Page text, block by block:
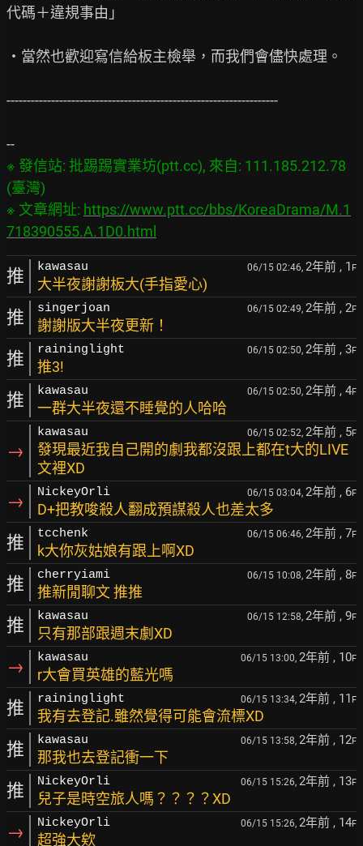
代碼＋違規事由」
・當然也歡迎寫信給板主檢舉，而我們會儘快處理。
-------------------------------------------------------------------
※ 發信站: 批踢踢實業坊(ptt.cc), 來自: 111.185.212.78
(臺灣)
※ 文章網址: https://www.ptt.cc/bbs/KoreaDrama/M.1
718390555.A.1D0.html
推 kawasau 06/15 02:46, 2年前 , 1 F
大半夜謝謝板大(手指愛心)
推 singerjoan 06/15 02:49, 2年前 , 2F
謝謝版大半夜更新！
推 raininglight 06/15 02:50, 2年前 , 3F
推3!
推 kawasau 06/15 02:50, 2年前 , 4F
一群大半夜還不睡覺的人哈哈
→
kawasau 06/15 02:52, 2年前 , 5F
發現最近我自己開的劇我都沒跟上都在t大的LIVE
文裡XD
→ NickeyOrli 06/15 03:04, 2年前 , 6F
D+把教唆殺人翻成預謀殺人也差太多
推 tcchenk 06/15 06:46, 2年前 , 7F
k大你灰姑娘有跟上啊XD
推 cherryiami 06/15 10:08, 2年前 , 8F
推新閒聊文 推推
推 kawasau 06/15 12:58, 2年前 , 9F
只有那部跟週末劇XD
→ kawasau 06/15 13:00, 2年前 , 10F
r大會買英雄的藍光嗎
推 raininglight 06/15 13:34, 2年前 , 11 F
我有去登記.雖然覺得可能會流標XD
推 kawasau 06/15 13:58, 2年前 , 12F
那我也去登記衝一下
推 NickeyOrli 06/15 15:26, 2年前 , 13F
兒子是時空旅人嗎？？？？XD
→ NickeyOrli 06/15 15:26, 2年前 , 14F
超強大欸